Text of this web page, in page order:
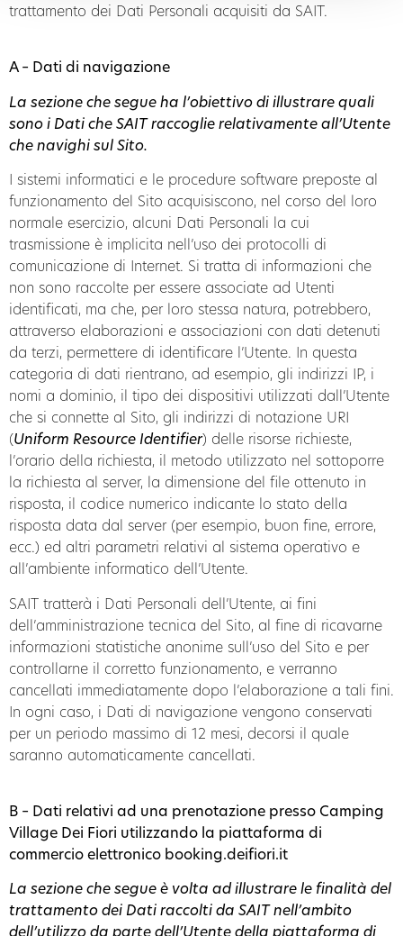
trattamento dei Dati Personali acquisiti da SAIT.
A – Dati di navigazione
La sezione che segue ha l’obiettivo di illustrare quali
sono i Dati che SAIT raccoglie relativamente all’Utente
che navighi sul Sito.
I sistemi informatici e le procedure software preposte al
funzionamento del Sito acquisiscono, nel corso del loro
normale esercizio, alcuni Dati Personali la cui
trasmissione è implicita nell’uso dei protocolli di
comunicazione di Internet. Si tratta di informazioni che
non sono raccolte per essere associate ad Utenti
identificati, ma che, per loro stessa natura, potrebbero,
attraverso elaborazioni e associazioni con dati detenuti
da terzi, permettere di identificare l’Utente. In questa
categoria di dati rientrano, ad esempio, gli indirizzi IP, i
nomi a dominio, il tipo dei dispositivi utilizzati dall’Utente
che si connette al Sito, gli indirizzi di notazione URI
(Uniform Resource Identifier) delle risorse richieste,
l’orario della richiesta, il metodo utilizzato nel sottoporre
la richiesta al server, la dimensione del file ottenuto in
risposta, il codice numerico indicante lo stato della
risposta data dal server (per esempio, buon fine, errore,
ecc.) ed altri parametri relativi al sistema operativo e
all’ambiente informatico dell’Utente.
SAIT tratterà i Dati Personali dell’Utente, ai fini
dell’amministrazione tecnica del Sito, al fine di ricavarne
informazioni statistiche anonime sull’uso del Sito e per
controllarne il corretto funzionamento, e verranno
cancellati immediatamente dopo l’elaborazione a tali fini.
In ogni caso, i Dati di navigazione vengono conservati
per un periodo massimo di 12 mesi, decorsi il quale
saranno automaticamente cancellati.
B – Dati relativi ad una prenotazione presso Camping
Village Dei Fiori utilizzando la piattaforma di
commercio elettronico booking.deifiori.it
La sezione che segue è volta ad illustrare le finalità del
trattamento dei Dati raccolti da SAIT nell’ambito
dell’utilizzo da parte dell’Utente della piattaforma di